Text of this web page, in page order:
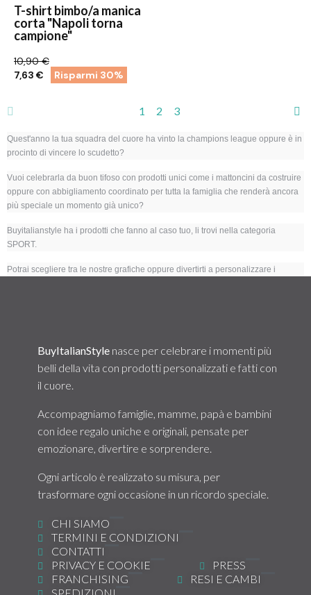
T-shirt bimbo/a manica
corta "Napoli torna
campione"
10,90 €
7,63 €
Risparmi 30%
1 2 3
Quest'anno la tua squadra del cuore ha vinto la champions league oppure è in
procinto di vincere lo scudetto?
Vuoi celebrarla da buon tifoso con prodotti unici come i mattoncini da costruire
oppure con abbigliamento coordinato per tutta la famiglia che renderà ancora
più speciale un momento già unico?
Buyitalianstyle ha i prodotti che fanno al caso tuo, li trovi nella categoria
SPORT.
Potrai scegliere tra le nostre grafiche oppure divertirti a personalizzare i
BuyItalianStyle nasce per celebrare i momenti più
belli della vita con prodotti personalizzati e fatti con
il cuore.
Accompagniamo famiglie, mamme, papà e bambini
con idee regalo uniche e originali, pensate per
emozionare, divertire e sorprendere.
Ogni articolo è realizzato su misura, per
trasformare ogni occasione in un ricordo speciale.
CHI SIAMO
TERMINI E CONDIZIONI
CONTATTI
PRIVACY E COOKIE
PRESS
FRANCHISING
RESI E CAMBI